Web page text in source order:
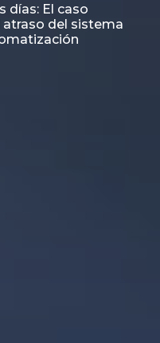
días: El caso
atraso del sistema